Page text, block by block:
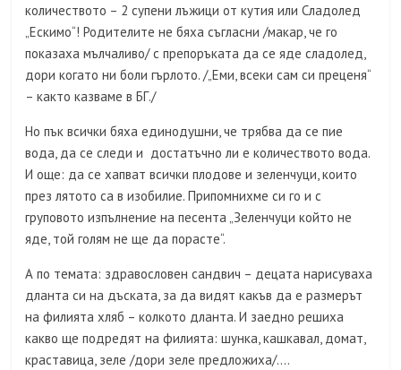
количеството – 2 супени лъжици от кутия или Сладолед
„Ескимо“! Родителите не бяха съгласни /макар, че го
показаха мълчаливо/ с препоръката да се яде сладолед,
дори когато ни боли гърлото. /„Еми, всеки сам си преценя“
– както казваме в БГ./
Но пък всички бяха единодушни, че трябва да се пие
вода, да се следи и достатъчно ли е количеството вода.
И още: да се хапват всички плодове и зеленчуци, които
през лятото са в изобилие. Припомнихме си го и с
груповото изпълнение на песента „Зеленчуци който не
яде, той голям не ще да порасте“.
А по темата: здравословен сандвич – децата нарисуваха
дланта си на дъската, за да видят какъв да е размерът
на филията хляб – колкото дланта. И заедно решиха
какво ще подредят на филията: шунка, кашкавал, домат,
краставица, зеле /дори зеле предложиха/….